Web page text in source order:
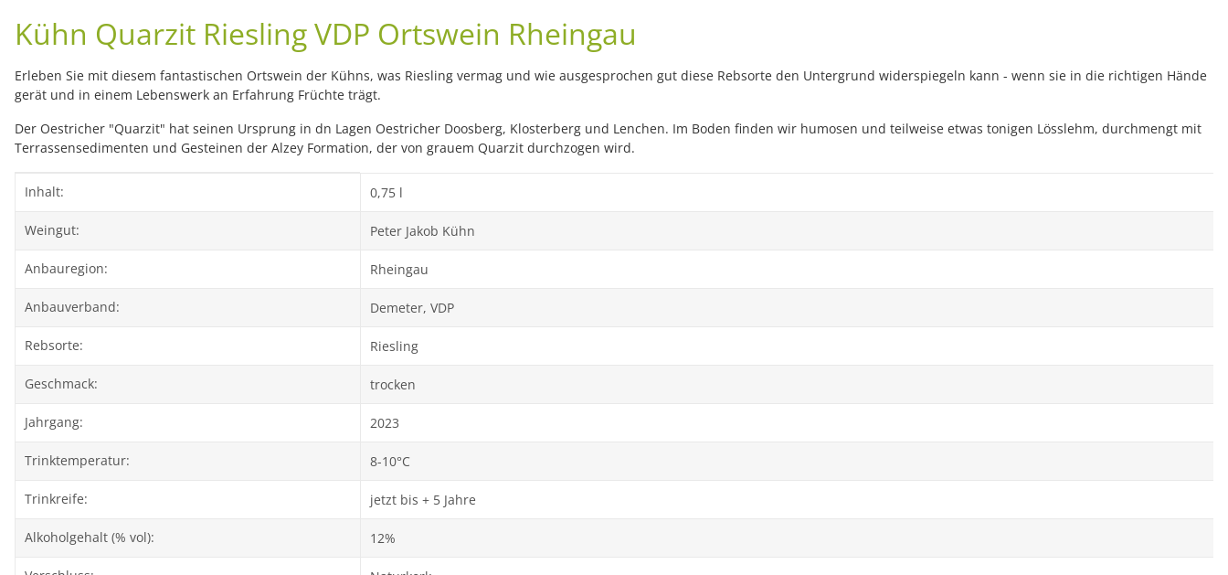
Kühn Quarzit Riesling VDP Ortswein Rheingau
Erleben Sie mit diesem fantastischen Ortswein der Kühns, was Riesling vermag und wie ausgesprochen gut diese Rebsorte den Untergrund widerspiegeln kann - wenn sie in die richtigen Hände
gerät und in einem Lebenswerk an Erfahrung Früchte trägt.
Der Oestricher "Quarzit" hat seinen Ursprung in dn Lagen Oestricher Doosberg, Klosterberg und Lenchen. Im Boden finden wir humosen und teilweise etwas tonigen Lösslehm, durchmengt mit
Terrassensedimenten und Gesteinen der Alzey Formation, der von grauem Quarzit durchzogen wird.
Produkteigenschaft
Wert
Inhalt: 0,75 l
Weingut: Peter Jakob Kühn
Anbauregion: Rheingau
Anbauverband: Demeter, VDP
Rebsorte: Riesling
Geschmack: trocken
Jahrgang: 2023
Trinktemperatur: 8-10°C
Trinkreife: jetzt bis + 5 Jahre
Alkoholgehalt (% vol): 12%